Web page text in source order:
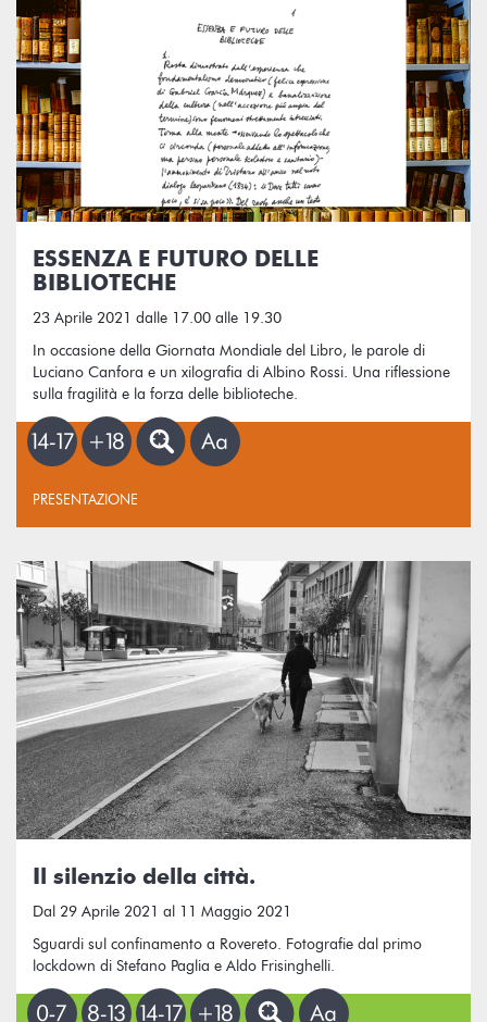
ESSENZA E FUTURO DELLE
BIBLIOTECHE
23 Aprile 2021 dalle 17.00 alle 19.30
In occasione della Giornata Mondiale del Libro, le parole di
Luciano Canfora e un xilografia di Albino Rossi. Una riflessione
sulla fragilità e la forza delle biblioteche.
PRESENTAZIONE
Il silenzio della città.
Dal 29 Aprile 2021 al 11 Maggio 2021
Sguardi sul confinamento a Rovereto. Fotografie dal primo
lockdown di Stefano Paglia e Aldo Frisinghelli.